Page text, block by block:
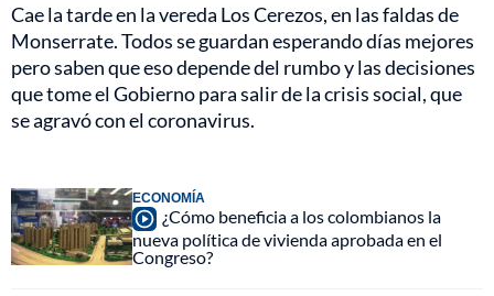
Cae la tarde en la vereda Los Cerezos, en las faldas de
Monserrate. Todos se guardan esperando días mejores
pero saben que eso depende del rumbo y las decisiones
que tome el Gobierno para salir de la crisis social, que
se agravó con el coronavirus.
ECONOMÍA
¿Cómo beneficia a los colombianos la
nueva política de vivienda aprobada en el
Congreso?